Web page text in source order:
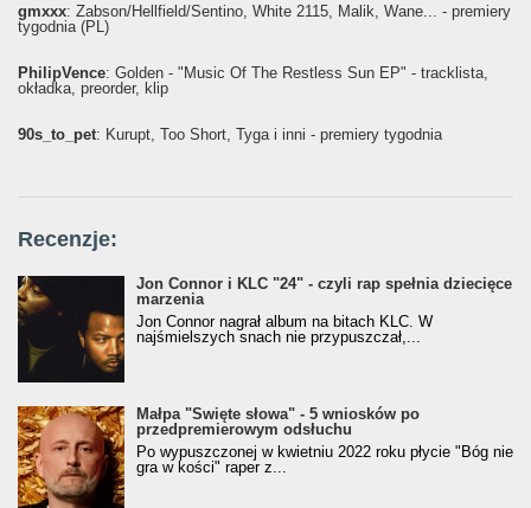
gmxxx: Żabson/Hellfield/Sentino, White 2115, Malik, Wane... - premiery
tygodnia (PL)
PhilipVence: Golden - "Music Of The Restless Sun EP" - tracklista,
okładka, preorder, klip
90s_to_pet: Kurupt, Too Short, Tyga i inni - premiery tygodnia
Recenzje:
Jon Connor i KLC "24" - czyli rap spełnia dziecięce
marzenia
Jon Connor nagrał album na bitach KLC. W
najśmielszych snach nie przypuszczał,...
Małpa "Święte słowa" - 5 wniosków po
przedpremierowym odsłuchu
Po wypuszczonej w kwietniu 2022 roku płycie "Bóg nie
gra w kości" raper z...